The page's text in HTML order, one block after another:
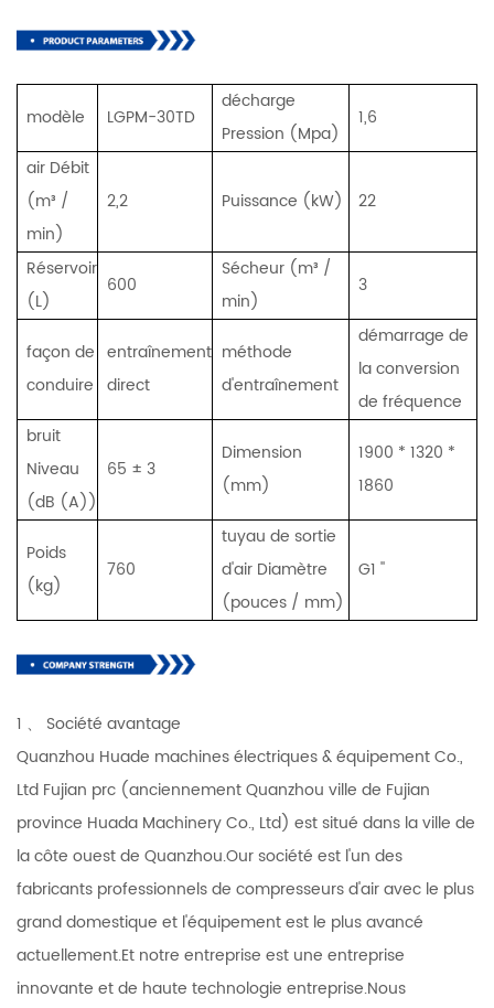
modèle LGPM-30TD
décharge
Pression (Mpa)
1,6
air Débit
(m³ /
min)
2,2 Puissance (kW) 22
Réservoir
(L)
600
Sécheur (m³ /
min)
3
façon de
conduire
entraînement
direct
méthode
d'entraînement
démarrage de
la conversion
de fréquence
bruit
Niveau
(dB (A))
65 ± 3
Dimension
(mm)
1900 * 1320 *
1860
Poids
(kg)
760
tuyau de sortie
d'air Diamètre
(pouces / mm)
G1 ''
1 、 Société avantage
Quanzhou Huade machines électriques & équipement Co.,
Ltd Fujian prc (anciennement Quanzhou ville de Fujian
province Huada Machinery Co., Ltd) est situé dans la ville de
la côte ouest de Quanzhou.Our société est l'un des
fabricants professionnels de compresseurs d'air avec le plus
grand domestique et l'équipement est le plus avancé
actuellement.Et notre entreprise est une entreprise
innovante et de haute technologie entreprise.Nous